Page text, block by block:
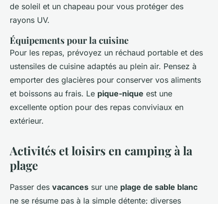
de soleil et un chapeau pour vous protéger des
rayons UV.
Équipements pour la cuisine
Pour les repas, prévoyez un réchaud portable et des
ustensiles de cuisine adaptés au plein air. Pensez à
emporter des glacières pour conserver vos aliments
et boissons au frais. Le pique-nique est une
excellente option pour des repas conviviaux en
extérieur.
Activités et loisirs en camping à la
plage
Passer des vacances sur une plage de sable blanc
ne se résume pas à la simple détente; diverses